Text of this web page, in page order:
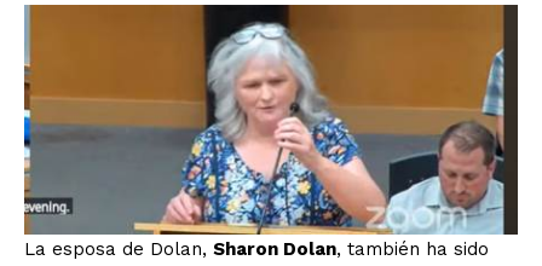
La esposa de Dolan, Sharon Dolan, también ha sido